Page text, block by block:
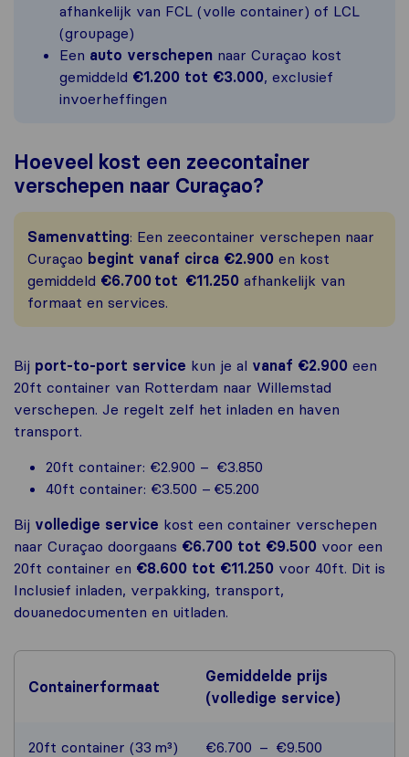
afhankelijk van FCL (volle container) of LCL
(groupage)
Een auto verschepen naar Curaçao kost
gemiddeld €1.200 tot €3.000, exclusief
invoerheffingen
Hoeveel kost een zeecontainer
verschepen naar Curaçao?
Samenvatting: Een zeecontainer verschepen naar
Curaçao begint vanaf circa €2.900 en kost
gemiddeld €6.700 tot €11.250 afhankelijk van
formaat en services.
Bij port-to-port service kun je al vanaf €2.900 een
20ft container van Rotterdam naar Willemstad
verschepen. Je regelt zelf het inladen en haven
transport.
20ft container: €2.900 – €3.850
40ft container: €3.500 – €5.200
Bij volledige service kost een container verschepen
naar Curaçao doorgaans €6.700 tot €9.500 voor een
20ft container en €8.600 tot €11.250 voor 40ft. Dit is
Inclusief inladen, verpakking, transport,
douanedocumenten en uitladen.
Containerformaat
Gemiddelde prijs
(volledige service)
20ft container (33 m³) €6.700 – €9.500